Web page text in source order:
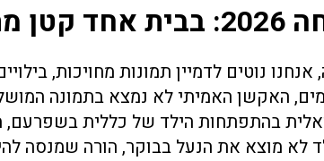
גדולים
נוטים לדמיין תמונות מחויכות,
האקשן האמיתי לא נמצא בתמונה
בהתפתחות הילד של כללית בשפרעם,
לא מוצא את הנעל בבוקר, הורה שמנסה